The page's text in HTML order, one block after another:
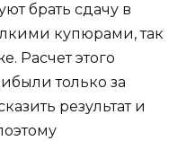
брать сдачу в
купюрами, так
Расчет этого
только за
результат и